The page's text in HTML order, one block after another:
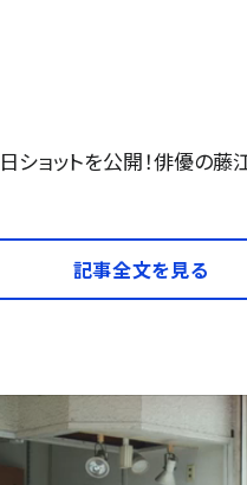
ショットを公開！俳優の
記事全文を見る